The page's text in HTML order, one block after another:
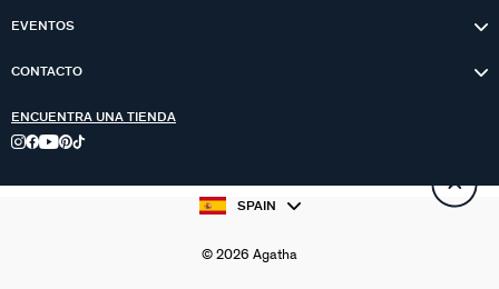
EVENTOS
CONTACTO
ENCUENTRA UNA TIENDA
SPAIN
© 2026 Agatha